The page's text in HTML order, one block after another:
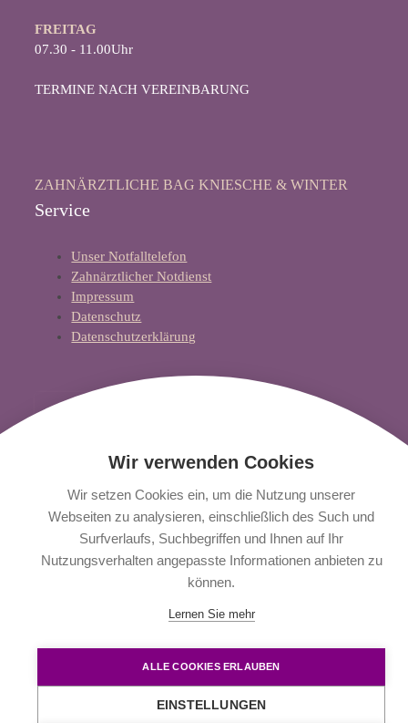
FREITAG
07.30 - 11.00Uhr
TERMINE NACH VEREINBARUNG
ZAHNÄRZTLICHE BAG KNIESCHE & WINTER
Service
Unser Notfalltelefon
Zahnärztlicher Notdienst
Impressum
Datenschutz
Datenschutzerklärung
KONTAKTFORMULAR
COPYRIGHT ZAHNÄRZTLICHE BAG KNIESCHE & WINTER. ALLE RECHTE
Wir verwenden Cookies
Wir setzen Cookies ein, um die Nutzung unserer
Webseiten zu analysieren, einschließlich des Such und
Surfverlaufs, Suchbegriffen und Ihnen auf Ihr
Nutzungsverhalten angepasste Informationen anbieten zu
können.
Lernen Sie mehr
ALLE COOKIES ERLAUBEN
EINSTELLUNGEN